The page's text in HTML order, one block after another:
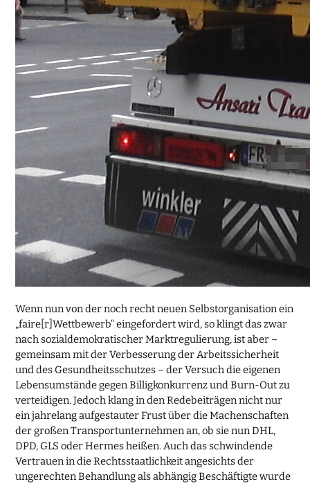
Wenn nun von der noch recht neuen Selbstorganisation ein
„faire[r]Wettbewerb“ eingefordert wird, so klingt das zwar
nach sozialdemokratischer Marktregulierung, ist aber –
gemeinsam mit der Verbesserung der Arbeitssicherheit
und des Gesundheitsschutzes – der Versuch die eigenen
Lebensumstände gegen Billigkonkurrenz und Burn-Out zu
verteidigen. Jedoch klang in den Redebeiträgen nicht nur
ein jahrelang aufgestauter Frust über die Machenschaften
der großen Transportunternehmen an, ob sie nun DHL,
DPD, GLS oder Hermes heißen. Auch das schwindende
Vertrauen in die Rechtsstaatlichkeit angesichts der
ungerechten Behandlung als abhängig Beschäftigte wurde